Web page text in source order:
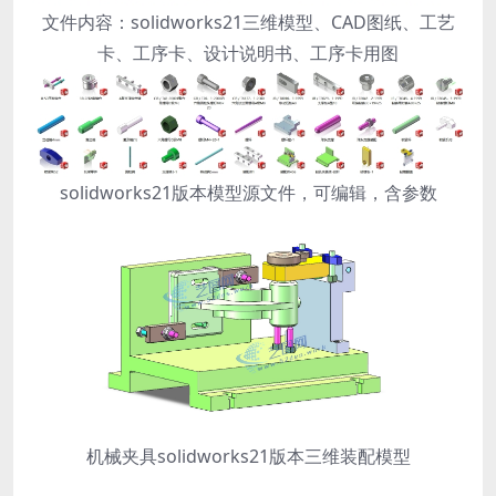
文件内容：solidworks21三维模型、CAD图纸、工艺
卡、工序卡、设计说明书、工序卡用图
solidworks21版本模型源文件，可编辑，含参数
机械夹具solidworks21版本三维装配模型